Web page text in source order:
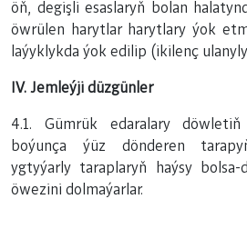
öň, degişli esaslaryň bolan
öwrülen harytlar harytlary ýok
laýyklykda ýok edilip (ikilenç
IV. Jemleýji düzgünler
4.1. Gümrük edaralary
boýunça ýüz dönderen
ygtyýarly taraplaryň haýsy bolsa-
öwezini dolmaýarlar.